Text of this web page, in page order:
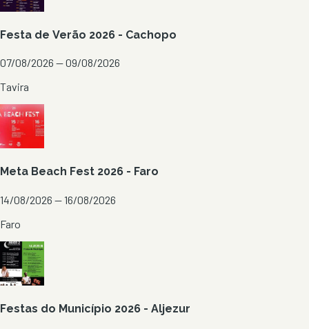
Festa de Verão 2026 - Cachopo
07/08/2026 — 09/08/2026
Tavira
Meta Beach Fest 2026 - Faro
14/08/2026 — 16/08/2026
Faro
Festas do Município 2026 - Aljezur